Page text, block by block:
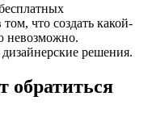
что создать какой-
невозможно.
решения.
обратиться